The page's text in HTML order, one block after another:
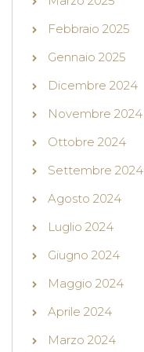
Febbraio 2025
Gennaio 2025
Dicembre 2024
Novembre 2024
Ottobre 2024
Settembre 2024
Agosto 2024
Luglio 2024
Giugno 2024
Maggio 2024
Aprile 2024
Marzo 2024